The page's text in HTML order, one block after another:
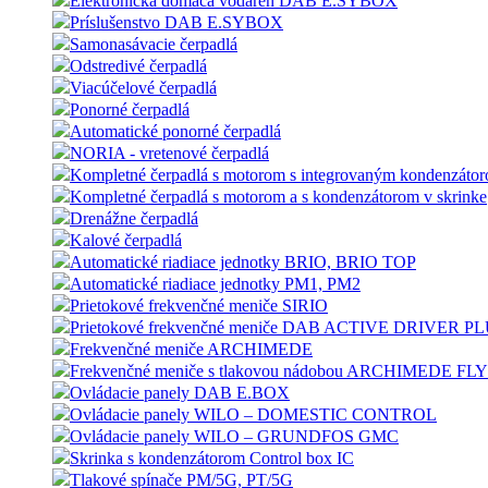
Príslušenstvo DAB E.SYBOX
Samonasávacie čerpadlá
Odstredivé čerpadlá
Viacúčelové čerpadlá
Ponorné čerpadlá
Automatické ponorné čerpadlá
NORIA - vretenové čerpadlá
Kompletné čerpadlá s motorom s integrovaným
Kompletné čerpadlá s motorom a s kondenzátorom v skrinke
Drenážne čerpadlá
Kalové čerpadlá
Automatické riadiace jednotky BRIO, BRIO TOP
Automatické riadiace jednotky PM1, PM2
Prietokové frekvenčné meniče SIRIO
Prietokové frekvenčné meniče DAB ACTIVE DRIVER
Frekvenčné meniče ARCHIMEDE
Frekvenčné meniče s tlakovou nádobou ARCHIMEDE
Ovládacie panely DAB E.BOX
Ovládacie panely WILO – DOMESTIC CONTROL
Ovládacie panely WILO – GRUNDFOS GMC
Skrinka s kondenzátorom Control box IC
Tlakové spínače PM/5G, PT/5G